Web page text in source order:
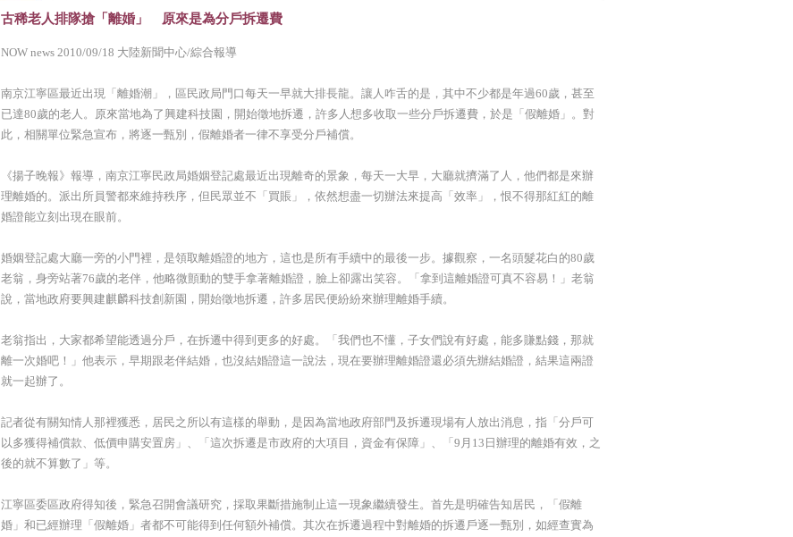
古稀老人排隊搶「離婚」 原來是為分戶拆遷費
NOW news 2010/09/18 大陸新聞中心/綜合報導
南京江寧區最近出現「離婚潮」，區民政局門口每天一早就大排長龍。讓人咋舌的是，其中不少都是年過60歲，甚至
已達80歲的老人。原來當地為了興建科技園，開始徵地拆遷，許多人想多收取一些分戶拆遷費，於是「假離婚」。對
此，相關單位緊急宣布，將逐一甄別，假離婚者一律不享受分戶補償。
《揚子晚報》報導，南京江寧民政局婚姻登記處最近出現離奇的景象，每天一大早，大廳就擠滿了人，他們都是來辦
理離婚的。派出所員警都來維持秩序，但民眾並不「買賬」，依然想盡一切辦法來提高「效率」，恨不得那紅紅的離
婚證能立刻出現在眼前。
婚姻登記處大廳一旁的小門裡，是領取離婚證的地方，這也是所有手續中的最後一步。據觀察，一名頭髮花白的80歲
老翁，身旁站著76歲的老伴，他略微顫動的雙手拿著離婚證，臉上卻露出笑容。「拿到這離婚證可真不容易！」老翁
說，當地政府要興建麒麟科技創新園，開始徵地拆遷，許多居民便紛紛來辦理離婚手續。
老翁指出，大家都希望能透過分戶，在拆遷中得到更多的好處。「我們也不懂，子女們說有好處，能多賺點錢，那就
離一次婚吧！」他表示，早期跟老伴結婚，也沒結婚證這一說法，現在要辦理離婚證還必須先辦結婚證，結果這兩證
就一起辦了。
記者從有關知情人那裡獲悉，居民之所以有這樣的舉動，是因為當地政府部門及拆遷現場有人放出消息，指「分戶可
以多獲得補償款、低價申購安置房」、「這次拆遷是市政府的大項目，資金有保障」、「9月13日辦理的離婚有效，之
後的就不算數了」等。
江寧區委區政府得知後，緊急召開會議研究，採取果斷措施制止這一現象繼續發生。首先是明確告知居民，「假離
婚」和已經辦理「假離婚」者都不可能得到任何額外補償。其次在拆遷過程中對離婚的拆遷戶逐一甄別，如經查實為